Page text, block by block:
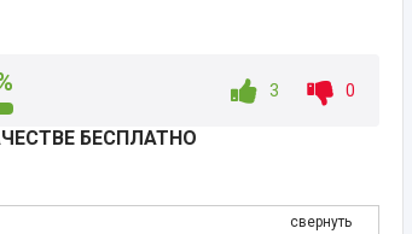
3 0
БЕСПЛАТНО
свернуть